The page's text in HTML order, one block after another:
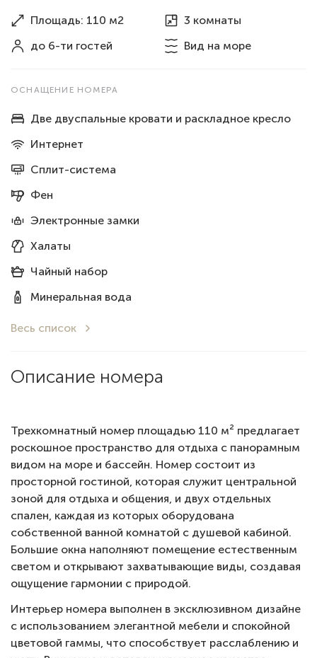
Площадь: 110 м2
3 комнаты
до 6-ти гостей
Вид на море
ОСНАЩЕНИЕ НОМЕРА
Две двуспальные кровати и раскладное кресло
Интернет
Сплит-система
Фен
Электронные замки
Халаты
Чайный набор
Минеральная вода
Весь список
Описание номера
Трехкомнатный номер площадью 110 м² предлагает
роскошное пространство для отдыха с панорамным
видом на море и бассейн. Номер состоит из
просторной гостиной, которая служит центральной
зоной для отдыха и общения, и двух отдельных
спален, каждая из которых оборудована
собственной ванной комнатой с душевой кабиной.
Большие окна наполняют помещение естественным
светом и открывают захватывающие виды, создавая
ощущение гармонии с природой.
Интерьер номера выполнен в эксклюзивном дизайне
с использованием элегантной мебели и спокойной
цветовой гаммы, что способствует расслаблению и